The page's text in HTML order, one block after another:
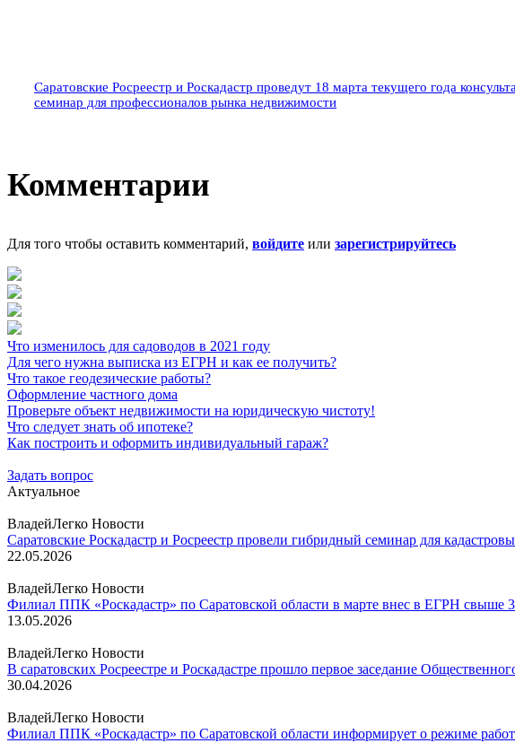
Саратовские Росреестр и Роскадастр проведут 18 марта текущего года
семинар для профессионалов рынка недвижимости
Комментарии
Для того чтобы оставить комментарий, войдите или зарегистрируйтесь
Что изменилось для садоводов в 2021 году
Для чего нужна выписка из ЕГРН и как ее получить?
Что такое геодезические работы?
Оформление частного дома
Проверьте объект недвижимости на юридическую чистоту!
Что следует знать об ипотеке?
Как построить и оформить индивидуальный гараж?
Задать вопрос
Актуальное
ВладейЛегко Новости
Саратовские Роскадастр и Росреестр провели гибридный семинар для
22.05.2026
ВладейЛегко Новости
Филиал ППК «Роскадастр» по Саратовской области в марте внес в ЕГРН свыше
13.05.2026
ВладейЛегко Новости
В саратовских Росреестре и Роскадастре прошло первое заседание
30.04.2026
ВладейЛегко Новости
Филиал ППК «Роскадастр» по Саратовской области информирует о режиме